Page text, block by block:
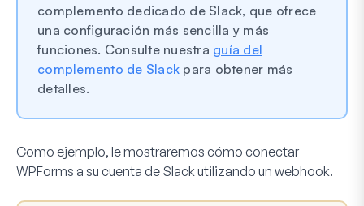
complemento dedicado de Slack, que ofrece
una configuración más sencilla y más
funciones. Consulte nuestra guía del
complemento de Slack para obtener más
detalles.
Como ejemplo, le mostraremos cómo conectar
WPForms a su cuenta de Slack utilizando un webhook.